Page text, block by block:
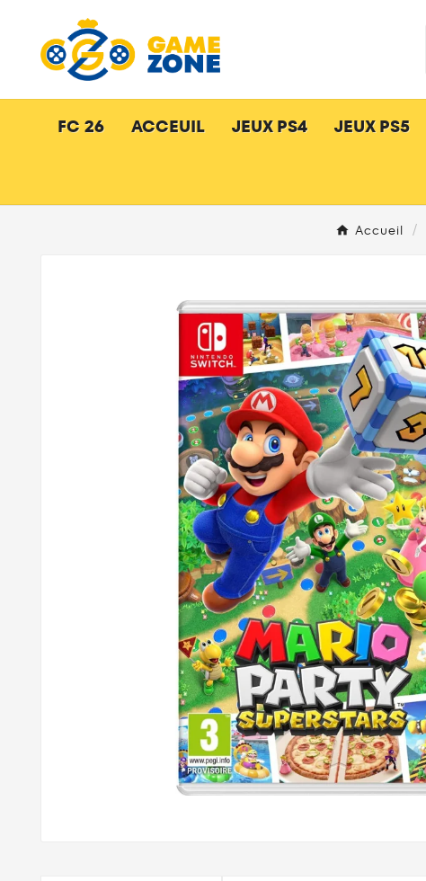
FC 26 ACCEUIL JEUX PS4 JEUX PS5
Accueil